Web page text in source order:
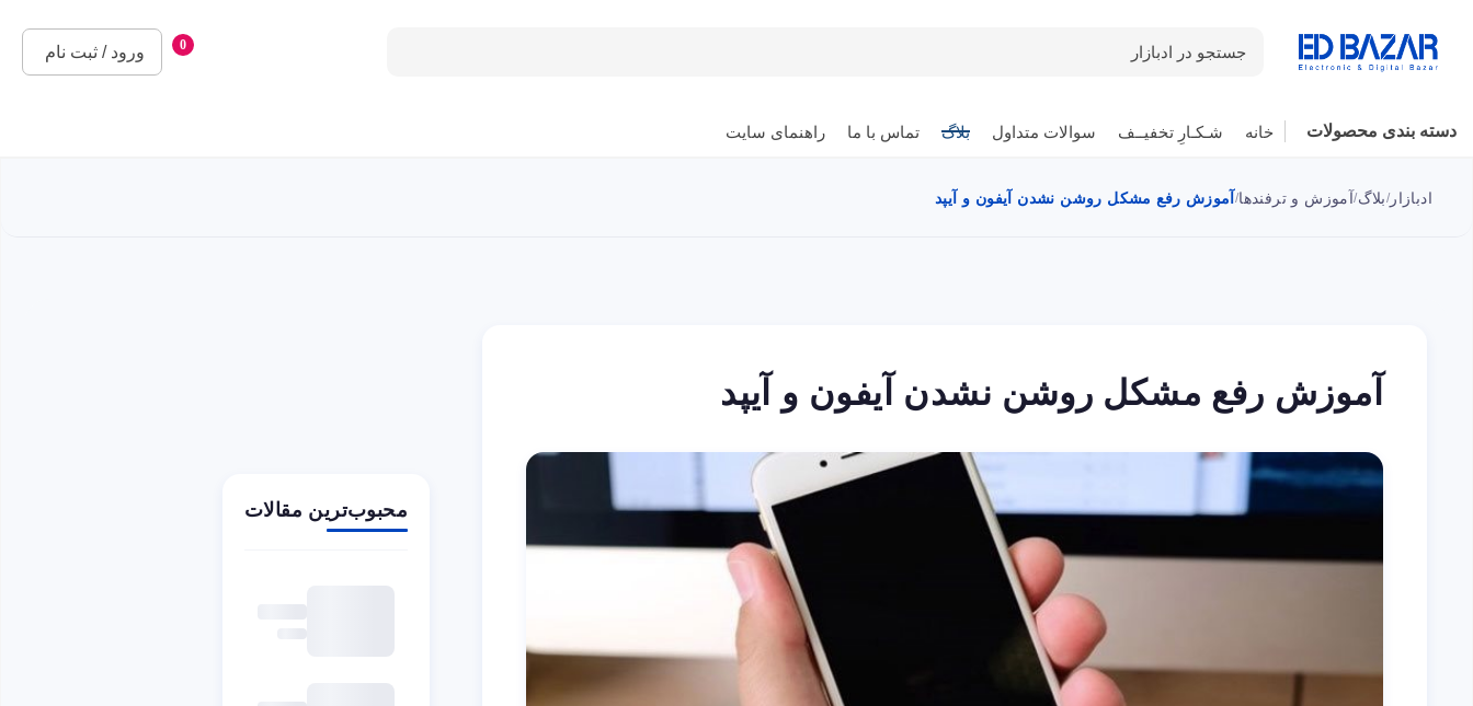
جستجو در ادبازار 0 ورود / ثبت نام
دسته بندی محصولات خانه شـکـارِ تخفیــف سوالات متداول بلاگ تماس با ما راهنمای سایت
ادبازار /بلاگ/آموزش و ترفندها/ آموزش رفع مشکل روشن نشدن آیفون و آیپد
آموزش رفع مشکل روشن نشدن آیفون و آیپد
محبوب‌ترین مقالات